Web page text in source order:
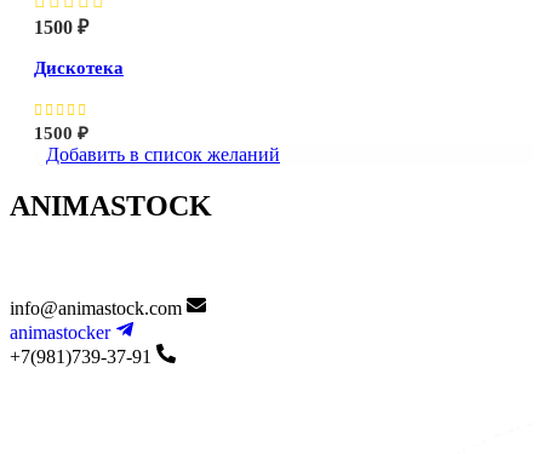
1500 ₽
Дискотека
1500 ₽
Добавить в список желаний
ANIMASTOCK
info@animastock.com
animastocker
+7(981)739-37-91